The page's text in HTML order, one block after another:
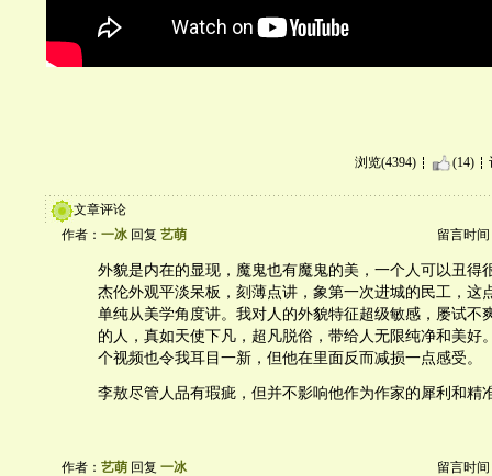
浏览(4394) (14)
文章评论
作者： 一冰 回复 艺萌 留言时间
外貌是内在的显现，魔鬼也有魔鬼的美，一个人可以丑得
杰伦外观平淡呆板，刻薄点讲，象第一次进城的民工，这
单纯从美学角度讲。我对人的外貌特征超级敏感，屡试不
的人，真如天使下凡，超凡脱俗，带给人无限纯净和美好
个视频也令我耳目一新，但他在里面反而减损一点感受。
李敖尽管人品有瑕疵，但并不影响他作为作家的犀利和精
作者： 艺萌 回复 一冰 留言时间